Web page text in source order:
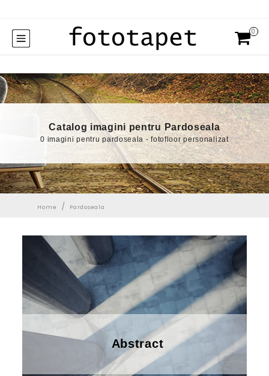
0
Catalog imagini pentru Pardoseala
0 imagini pentru pardoseala - fotofloor personalizat
Home / Pardoseala
Abstract